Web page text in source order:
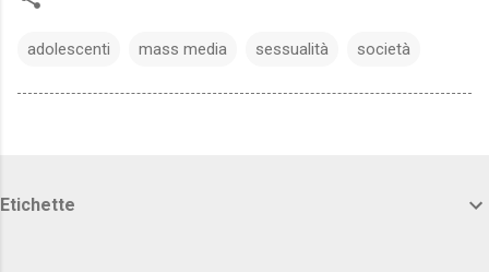
adolescenti mass media sessualità società
Etichette